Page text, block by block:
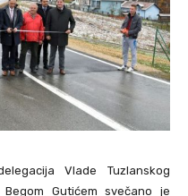
Vlade Tuzlanskog
Gutićem svečano je